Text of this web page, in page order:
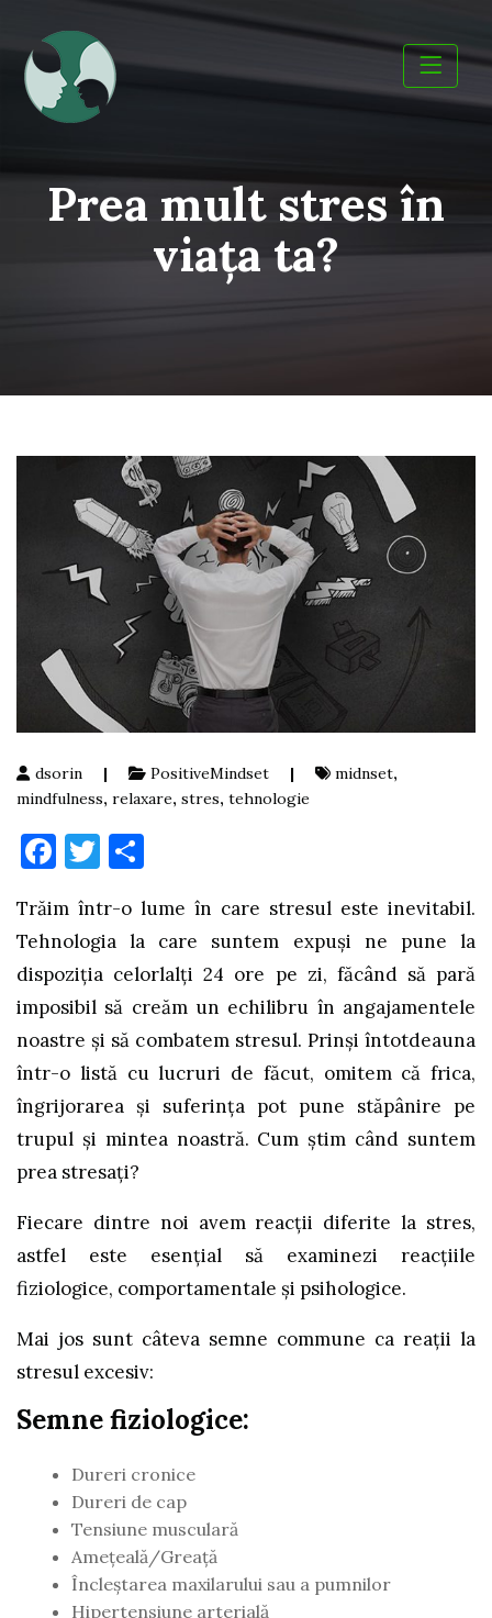
content
Prea mult stres în
viaţa ta?
dsorin | PositiveMindset | midnset,
mindfulness, relaxare, stres, tehnologie
Facebook
Twitter
Trăim într-o lume în care stresul este inevitabil.
Tehnologia la care suntem expuşi ne pune la
dispoziţia celorlalţi 24 ore pe zi, făcând să pară
imposibil să creăm un echilibru în angajamentele
noastre şi să combatem stresul. Prinşi întotdeauna
într-o listă cu lucruri de făcut, omitem că frica,
îngrijorarea şi suferinţa pot pune stăpânire pe
trupul şi mintea noastră. Cum ştim când suntem
prea stresaţi?
Fiecare dintre noi avem reacţii diferite la stres,
astfel este esenţial să examinezi reacţiile
fiziologice, comportamentale şi psihologice.
Mai jos sunt câteva semne commune ca reaţii la
stresul excesiv:
Semne fiziologice:
Dureri cronice
Dureri de cap
Tensiune musculară
Ameţeală/Greaţă
Încleştarea maxilarului sau a pumnilor
Hipertensiune arterială